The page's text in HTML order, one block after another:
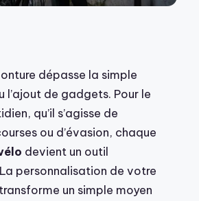
dépasse la simple
l’ajout de gadgets. Pour le
qu’il s’agisse de
ou d’évasion, chaque
devient un outil
personnalisation de votre
un simple moyen